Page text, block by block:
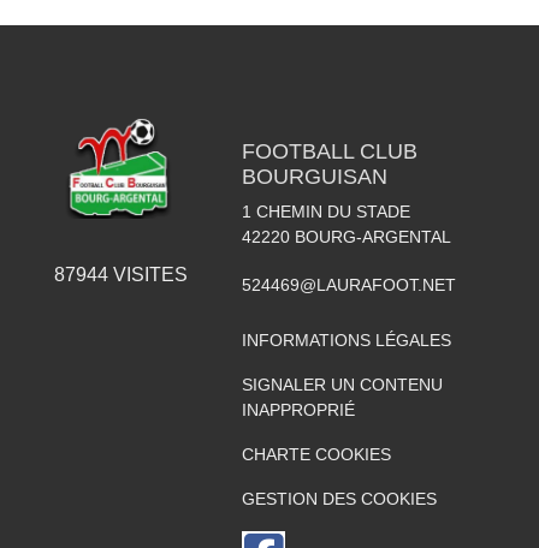
87944VISITES
FOOTBALL CLUB
BOURGUISAN
1 CHEMIN DU STADE
42220 BOURG-ARGENTAL
524469@LAURAFOOT.NET
INFORMATIONS LÉGALES
SIGNALER UN CONTENU
INAPPROPRIÉ
CHARTE COOKIES
GESTION DES COOKIES